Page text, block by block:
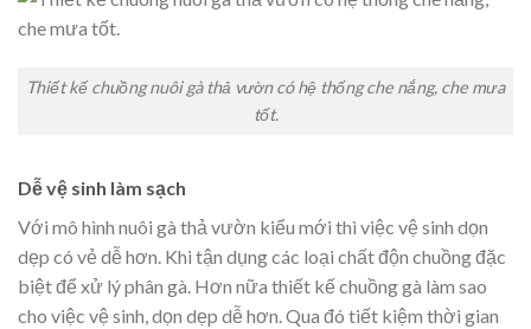
Thiết kế chuồng nuôi gà thả vườn có hệ thống che nắng, che mưa
tốt.
Dễ vệ sinh làm sạch
Với mô hình nuôi gà thả vườn kiểu mới thì việc vệ sinh dọn
dẹp có vẻ dễ hơn. Khi tận dụng các loại chất độn chuồng đặc
biệt để xử lý phân gà. Hơn nữa thiết kế chuồng gà làm sao
cho việc vệ sinh, dọn dẹp dễ hơn. Qua đó tiết kiệm thời gian